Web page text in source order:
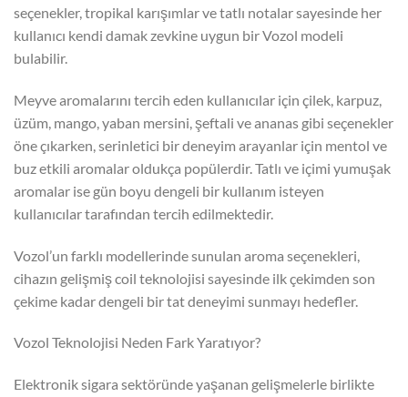
seçenekler, tropikal karışımlar ve tatlı notalar sayesinde her
kullanıcı kendi damak zevkine uygun bir Vozol modeli
bulabilir.
Meyve aromalarını tercih eden kullanıcılar için çilek, karpuz,
üzüm, mango, yaban mersini, şeftali ve ananas gibi seçenekler
öne çıkarken, serinletici bir deneyim arayanlar için mentol ve
buz etkili aromalar oldukça popülerdir. Tatlı ve içimi yumuşak
aromalar ise gün boyu dengeli bir kullanım isteyen
kullanıcılar tarafından tercih edilmektedir.
Vozol’un farklı modellerinde sunulan aroma seçenekleri,
cihazın gelişmiş coil teknolojisi sayesinde ilk çekimden son
çekime kadar dengeli bir tat deneyimi sunmayı hedefler.
Vozol Teknolojisi Neden Fark Yaratıyor?
Elektronik sigara sektöründe yaşanan gelişmelerle birlikte